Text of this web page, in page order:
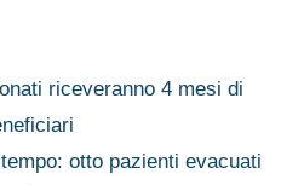
riceveranno 4 mesi di
otto pazienti evacuati